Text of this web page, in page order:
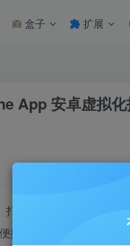
盒子 扩展
App 安卓虚拟
造，专为满足多账号使
捷性。此版本已解锁